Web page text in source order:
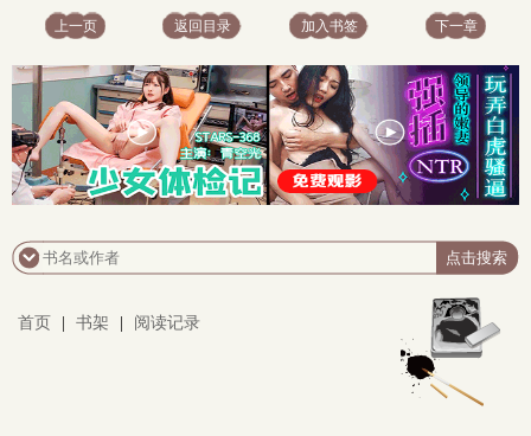
上一页 返回目录 加入书签 下一章
首页 书架 阅读记录